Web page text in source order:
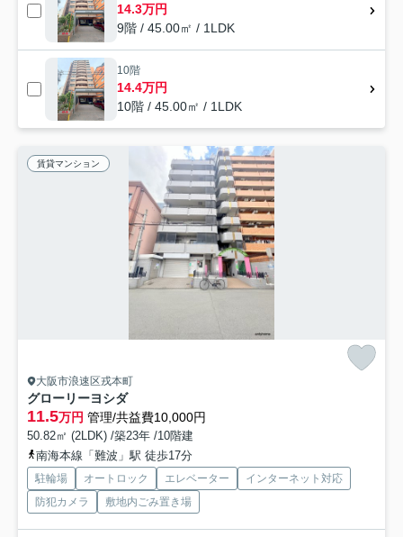
14.3万円
9階 / 45.00㎡ / 1LDK
10階
14.4万円
10階 / 45.00㎡ / 1LDK
賃貸マンション
大阪市浪速区戎本町
グローリーヨシダ
11.5万円 管理/共益費10,000円
50.82㎡ (2LDK) /築23年 /10階建
南海本線「難波」駅 徒歩17分
駐輪場 オートロック エレベーター
インターネット対応
防犯カメラ
敷地内ごみ置き場